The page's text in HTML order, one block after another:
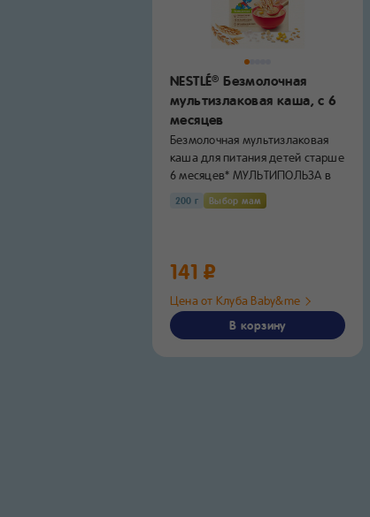
NESTLÉ® Безмолочная
мультизлаковая каша,с 6
месяцев
Безмолочная мультизлаковая
каша для питания детей старше
6 месяцев* МУЛЬТИПОЛЬЗА в
каше NESTLÉ®...
200 г Выбор мам
141 ₽
Цена от Клуба Baby&me
В корзину